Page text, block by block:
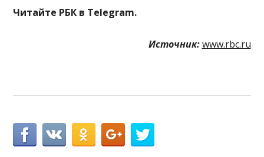
Читайте РБК в Telegram.
Источник: www.rbc.ru